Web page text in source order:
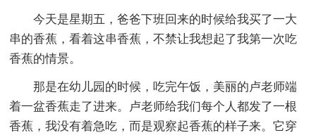
今天是星期五，爸爸下班回来的时候给我买了一大
串的香蕉，看着这串香蕉，不禁让我想起了我第一次吃
香蕉的情景。
那是在幼儿园的时候，吃完午饭，美丽的卢老师端
着一盆香蕉走了进来。卢老师给我们每个人都发了一根
香蕉，我没有着急吃，而是观察起香蕉的样子来。它穿